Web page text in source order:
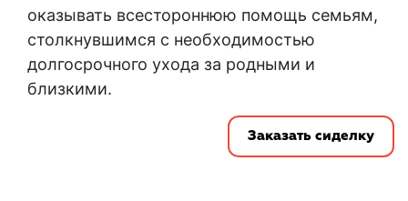
оказывать всестороннюю помощь семьям,
столкнувшимся с необходимостью
долгосрочного ухода за родными и
близкими.
Заказать сиделку